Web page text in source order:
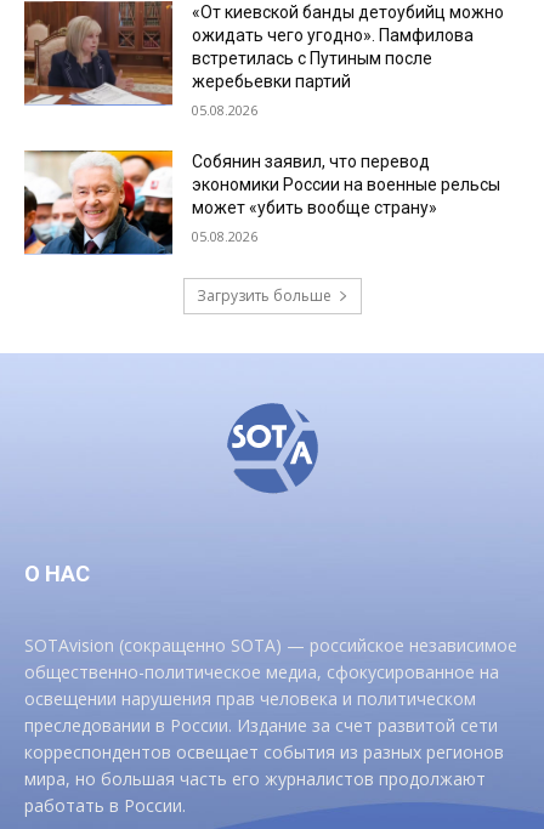
«От киевской банды детоубийц можно
ожидать чего угодно». Памфилова
встретилась с Путиным после
жеребьевки партий
05.08.2026
Собянин заявил, что перевод
экономики России на военные рельсы
может «убить вообще страну»
05.08.2026
Загрузить больше
О НАС
SOTAvision (сокращенно SOTA) — российское независимое
общественно-политическое медиа, сфокусированное на
освещении нарушения прав человека и политическом
преследовании в России. Издание за счет развитой сети
корреспондентов освещает события из разных регионов
мира, но большая часть его журналистов продолжают
работать в России.